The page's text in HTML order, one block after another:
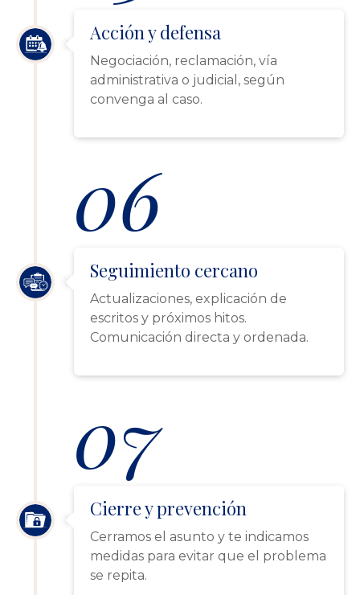
Acción y defensa
Negociación, reclamación, vía
administrativa o judicial, según
convenga al caso.
06
Seguimiento cercano
Actualizaciones, explicación de
escritos y próximos hitos.
Comunicación directa y ordenada.
07
Cierre y prevención
Cerramos el asunto y te indicamos
medidas para evitar que el problema
se repita.